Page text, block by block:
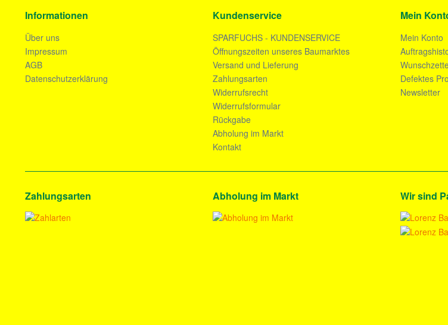
Informationen
Über uns
Impressum
AGB
Datenschutzerklärung
Kundenservice
SPARFUCHS - KUNDENSERVICE
Öffnungszeiten unseres Baumarktes
Versand und Lieferung
Zahlungsarten
Widerrufsrecht
Widerrufsformular
Rückgabe
Abholung im Markt
Kontakt
Mein
Mein Konto
Defektes
Newsletter
Zahlungsarten Abholung im Markt Wir sind